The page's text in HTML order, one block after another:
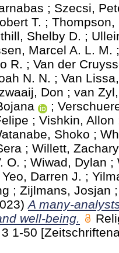
; Szecsi,
T. ; Thompson,
Shelby D. ;
Marcel A. L. M.
R. ; Van der
N. N. ; Van
Don ; van
;
; Vishkin, Allon
Shoko ;
; Willett,
O. ; Wiwad, Dylan ;
Yeo, Darren J. ;
; Zijlmans, Josjan
A many-
well-being.
1-50